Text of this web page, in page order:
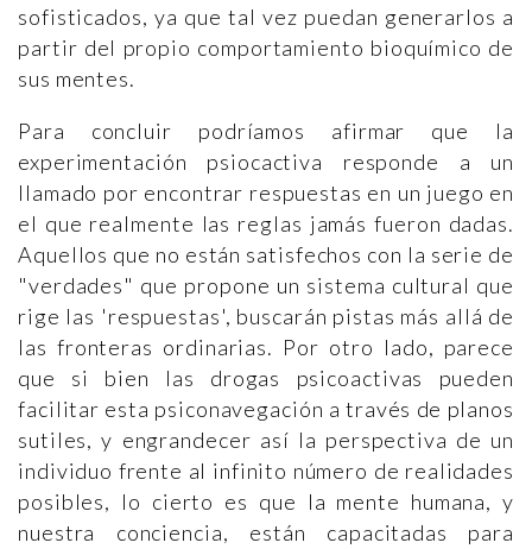
sofisticados, ya que tal vez puedan generarlos a
partir del propio comportamiento bioquímico de
sus mentes.
Para concluir podríamos afirmar que la
experimentación psiocactiva responde a un
llamado por encontrar respuestas en un juego en
el que realmente las reglas jamás fueron dadas.
Aquellos que no están satisfechos con la serie de
"verdades" que propone un sistema cultural que
rige las 'respuestas', buscarán pistas más allá de
las fronteras ordinarias. Por otro lado, parece
que si bien las drogas psicoactivas pueden
facilitar esta psiconavegación a través de planos
sutiles, y engrandecer así la perspectiva de un
individuo frente al infinito número de realidades
posibles, lo cierto es que la mente humana, y
nuestra conciencia, están capacitadas para